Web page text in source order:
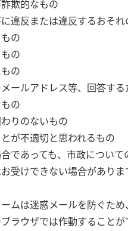
欺的なもの
違反または違反するおそ
の
の
の
ールアドレス等、回答す
の
りのないもの
が不適切と思われるもの
であっても、市政につい
受けできない場合がありま
は迷惑メールを防ぐため
ラウザでは作動することが